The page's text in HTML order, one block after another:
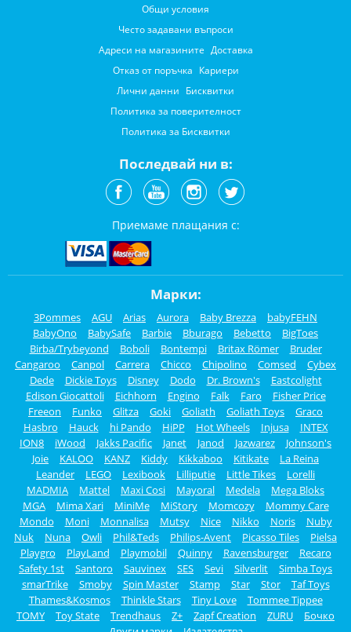
Общи условия
Често задавани въпроси
Адреси на магазините Доставка
Отказ от поръчка Кариери
Лични данни Бисквитки
Политика за поверителност
Политика за Бисквитки
Последвай ни в:
Приемаме плащания с:
Марки:
3Pommes AGU Arias Aurora Baby Brezza
babyFEHN
BabyOno
BabySafe Barbie Bburago Bebetto
BigToes
Birba/Trybeyond
Boboli Bontempi Britax Römer
Bruder
Cangaroo
Canpol Carrera Chicco Chipolino Comsed
Cybex
Dede
Dickie Toys Disney Dodo Dr. Brown's
Eastcolight
Edison Giocattoli
Eichhorn Engino Falk Faro
Fisher Price
Freeon
Funko Glitza Goki Goliath Goliath Toys
Graco
Hasbro
Hauck hi Pando HiPP Hot Wheels Injusa
INTEX
ION8
iWood Jakks Pacific Janet Janod Jazwarez
Johnson's
Joie
KALOO KANZ Kiddy Kikkaboo Kitikate
La Reina
Leander
LEGO Lexibook Lilliputie Little Tikes
Lorelli
MADMIA
Mattel Maxi Cosi Mayoral Medela
Mega Bloks
MGA
Mima Xari MiniMe MiStory Momcozy
Mommy Care
Mondo
Moni Monnalisa Mutsy Nice Nikko Noris
Nuby
Nuk
Nuna Owli Phil&Teds Philips-Avent Picasso Tiles
Pielsa
Playgro
PlayLand Playmobil Quinny Ravensburger
Recaro
Safety 1st
Santoro Sauvinex SES Sevi Silverlit
Simba Toys
smarTrike
Smoby Spin Master Stamp Star Stor
Taf Toys
Thames&Kosmos
Thinkle Stars Tiny Love
Tommee Tippee
TOMY
Toy State Trendhaus Z+ Zapf Creation ZURU
Бочко